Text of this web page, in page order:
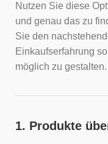
Nutzen Sie diese
und genau das zu
Sie den
Einkaufserfahrung
möglich zu gestalten.
1. Produkte